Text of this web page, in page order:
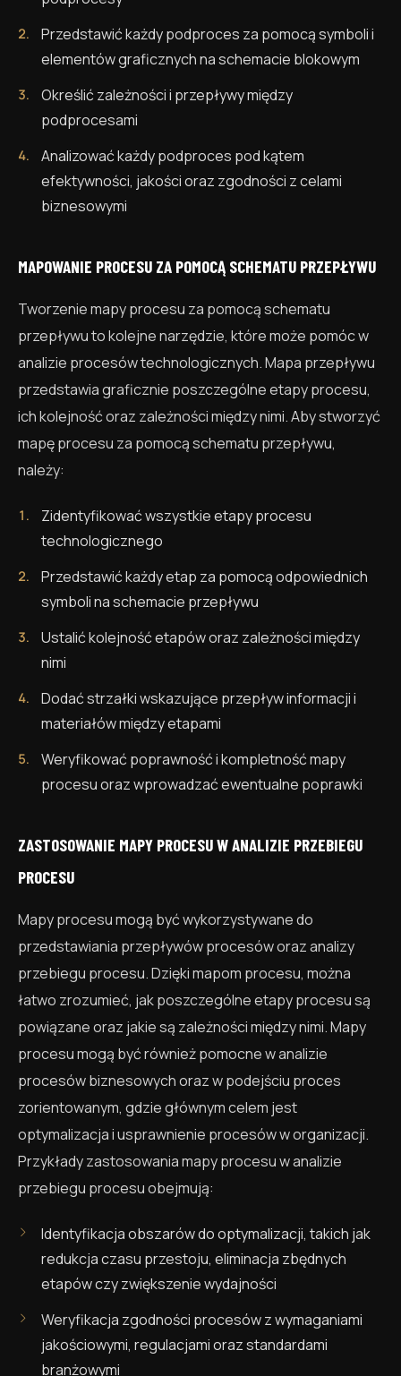
Przedstawić każdy podproces za pomocą symboli i
elementów graficznych na schemacie blokowym
Określić zależności i przepływy między
podprocesami
Analizować każdy podproces pod kątem
efektywności, jakości oraz zgodności z celami
biznesowymi
MAPOWANIE PROCESU ZA POMOCĄ SCHEMATU PRZEPŁYWU
Tworzenie mapy procesu za pomocą schematu
przepływu to kolejne narzędzie, które może pomóc w
analizie procesów technologicznych. Mapa przepływu
przedstawia graficznie poszczególne etapy procesu,
ich kolejność oraz zależności między nimi. Aby stworzyć
mapę procesu za pomocą schematu przepływu,
należy:
Zidentyfikować wszystkie etapy procesu
technologicznego
Przedstawić każdy etap za pomocą odpowiednich
symboli na schemacie przepływu
Ustalić kolejność etapów oraz zależności między
nimi
Dodać strzałki wskazujące przepływ informacji i
materiałów między etapami
Weryfikować poprawność i kompletność mapy
procesu oraz wprowadzać ewentualne poprawki
ZASTOSOWANIE MAPY PROCESU W ANALIZIE PRZEBIEGU
PROCESU
Mapy procesu mogą być wykorzystywane do
przedstawiania przepływów procesów oraz analizy
przebiegu procesu. Dzięki mapom procesu, można
łatwo zrozumieć, jak poszczególne etapy procesu są
powiązane oraz jakie są zależności między nimi. Mapy
procesu mogą być również pomocne w analizie
procesów biznesowych oraz w podejściu proces
zorientowanym, gdzie głównym celem jest
optymalizacja i usprawnienie procesów w organizacji.
Przykłady zastosowania mapy procesu w analizie
przebiegu procesu obejmują:
Identyfikacja obszarów do optymalizacji, takich jak
redukcja czasu przestoju, eliminacja zbędnych
etapów czy zwiększenie wydajności
Weryfikacja zgodności procesów z wymaganiami
jakościowymi, regulacjami oraz standardami
branżowymi